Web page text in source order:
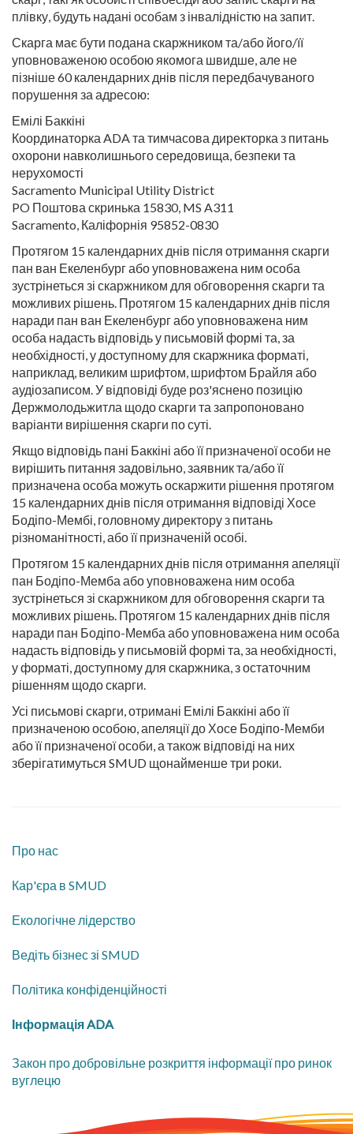
плівку, будуть надані особам з інвалідністю на запит.
Скарга має бути подана скаржником та/або його/її
уповноваженою особою якомога швидше, але не
пізніше 60 календарних днів після передбачуваного
порушення за адресою:
Емілі Баккіні
Координаторка ADA та тимчасова директорка з питань
охорони навколишнього середовища, безпеки та
нерухомості
Sacramento Municipal Utility District
PO Поштова скринька 15830, MS A311
Sacramento, Каліфорнія 95852-0830
Протягом 15 календарних днів після отримання скарги
пан ван Екеленбург або уповноважена ним особа
зустрінеться зі скаржником для обговорення скарги та
можливих рішень. Протягом 15 календарних днів після
наради пан ван Екеленбург або уповноважена ним
особа надасть відповідь у письмовій формі та, за
необхідності, у доступному для скаржника форматі,
наприклад, великим шрифтом, шрифтом Брайля або
аудіозаписом. У відповіді буде роз'яснено позицію
Держмолодьжитла щодо скарги та запропоновано
варіанти вирішення скарги по суті.
Якщо відповідь пані Баккіні або її призначеної особи не
вирішить питання задовільно, заявник та/або її
призначена особа можуть оскаржити рішення протягом
15 календарних днів після отримання відповіді Хосе
Бодіпо-Мембі, головному директору з питань
різноманітності, або її призначеній особі.
Протягом 15 календарних днів після отримання апеляції
пан Бодіпо-Мемба або уповноважена ним особа
зустрінеться зі скаржником для обговорення скарги та
можливих рішень. Протягом 15 календарних днів після
наради пан Бодіпо-Мемба або уповноважена ним особа
надасть відповідь у письмовій формі та, за необхідності,
у форматі, доступному для скаржника, з остаточним
рішенням щодо скарги.
Усі письмові скарги, отримані Емілі Баккіні або її
призначеною особою, апеляції до Хосе Бодіпо-Мемби
або її призначеної особи, а також відповіді на них
зберігатимуться SMUD щонайменше три роки.
Про нас
Кар'єра в SMUD
​Екологічне лідерство
Ведіть бізнес зі SMUD
Політика конфіденційності
Інформація ADA
Закон про добровільне розкриття інформації про ринок
вуглецю